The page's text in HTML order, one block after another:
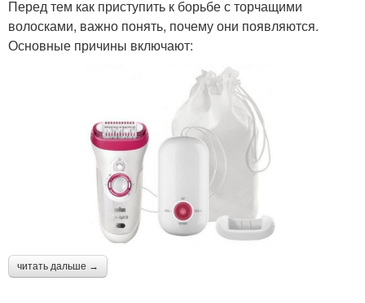
Перед тем как приступить к борьбе с торчащими
волосками, важно понять, почему они появляются.
Основные причины включают:
читать дальше →